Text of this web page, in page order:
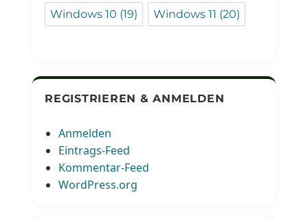
Windows 10 (19) Windows 11 (20)
REGISTRIEREN & ANMELDEN
Anmelden
Eintrags-Feed
Kommentar-Feed
WordPress.org